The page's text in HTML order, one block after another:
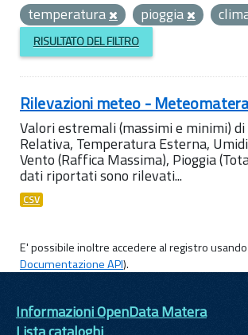
temperatura
pioggia
RISULTATO DEL FILTRO
Rilevazioni meteo -
Valori estremali (massimi e minimi)
Relativa, Temperatura Esterna,
Vento (Raffica Massima), Pioggia
dati riportati sono rilevati...
CSV
E' possibile inoltre accedere al registro
Documentazione API).
Informazioni OpenData Matera